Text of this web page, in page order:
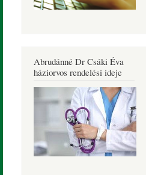
Abrudánné Dr Csáki Éva
háziorvos rendelési ideje